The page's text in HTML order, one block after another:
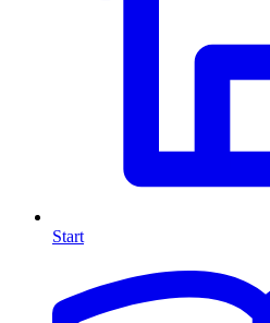
Start